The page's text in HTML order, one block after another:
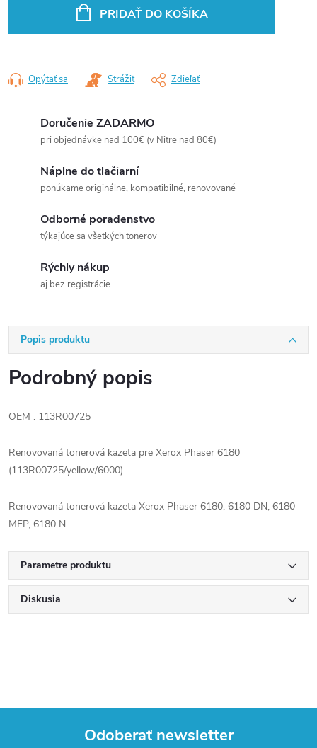
PRIDAŤ DO KOŠÍKA
Opýtať sa Strážiť Zdieľať
Doručenie ZADARMO
pri objednávke nad 100€ (v Nitre nad 80€)
Náplne do tlačiarní
ponúkame originálne, kompatibilné, renovované
Odborné poradenstvo
týkajúce sa všetkých tonerov
Rýchly nákup
aj bez registrácie
Popis produktu
Podrobný popis
OEM : 113R00725
Renovovaná tonerová kazeta pre Xerox Phaser 6180
(113R00725/yellow/6000)
Renovovaná tonerová kazeta Xerox Phaser 6180, 6180 DN, 6180
MFP, 6180 N
Parametre produktu
Diskusia
Odoberať newsletter